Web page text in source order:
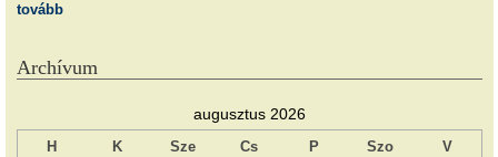
tovább
Archívum
augusztus 2026
H K Sze Cs P Szo V